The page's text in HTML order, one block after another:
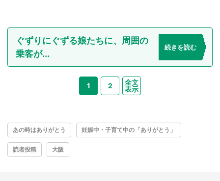
ぐずりにぐずる娘たちに、周囲の
乗客が...
続きを読む
1 2
全文
表示
あの時はありがとう 妊娠中・子育て中の「ありがとう」
読者投稿 大阪